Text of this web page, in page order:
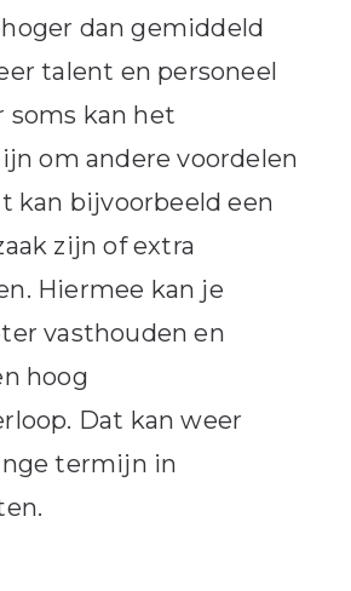
dan gemiddeld
talent en personeel
soms kan het
om andere voordelen
kan bijvoorbeeld een
zijn of extra
Hiermee kan je
vasthouden en
hoog
Dat kan weer
termijn in